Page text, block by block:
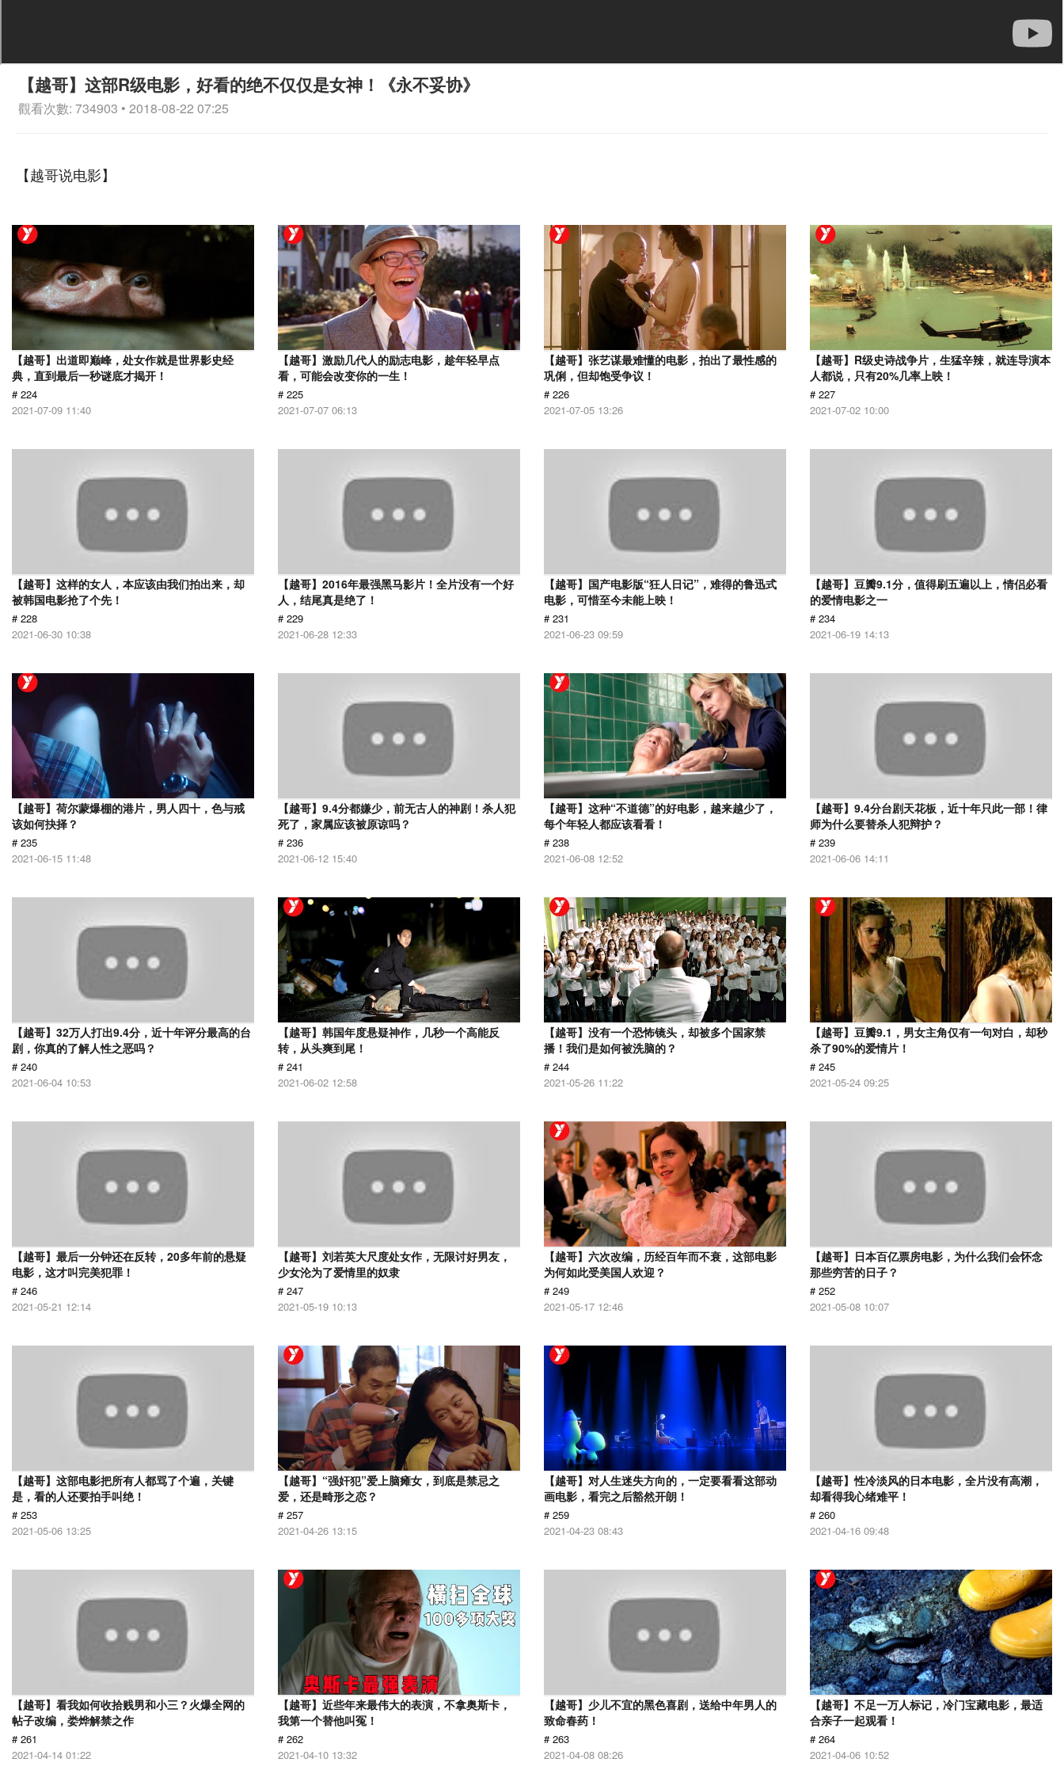
【越哥】这部R级电影，好看的绝不仅仅是女神！《永不妥协》
觀看次數: 734903 • 2018-08-22 07:25
【越哥说电影】
【越哥】出道即巅峰，处女作就是世界影史经
典，直到最后一秒谜底才揭开！
# 224
2021-07-09 11:40
【越哥】激励几代人的励志电影，趁年轻早点
看，可能会改变你的一生！
# 225
2021-07-07 06:13
【越哥】张艺谋最难懂的电影，拍出了最性感的
巩俐，但却饱受争议！
# 226
2021-07-05 13:26
【越哥】R级史诗战争片，生猛辛辣，就连导演本
人都说，只有20%几率上映！
# 227
2021-07-02 10:00
【越哥】这样的女人，本应该由我们拍出来，却
被韩国电影抢了个先！
# 228
2021-06-30 10:38
【越哥】2016年最强黑马影片！全片没有一个好
人，结尾真是绝了！
# 229
2021-06-28 12:33
【越哥】国产电影版“狂人日记”，难得的鲁迅式
电影，可惜至今未能上映！
# 231
2021-06-23 09:59
【越哥】豆瓣9.1分，值得刷五遍以上，情侣必看
的爱情电影之一
# 234
2021-06-19 14:13
【越哥】荷尔蒙爆棚的港片，男人四十，色与戒
该如何抉择？
# 235
2021-06-15 11:48
【越哥】9.4分都嫌少，前无古人的神剧！杀人犯
死了，家属应该被原谅吗？
# 236
2021-06-12 15:40
【越哥】这种“不道德”的好电影，越来越少了，
每个年轻人都应该看看！
# 238
2021-06-08 12:52
【越哥】9.4分台剧天花板，近十年只此一部！律
师为什么要替杀人犯辩护？
# 239
2021-06-06 14:11
【越哥】32万人打出9.4分，近十年评分最高的台
剧，你真的了解人性之恶吗？
# 240
2021-06-04 10:53
【越哥】韩国年度悬疑神作，几秒一个高能反
转，从头爽到尾！
# 241
2021-06-02 12:58
【越哥】没有一个恐怖镜头，却被多个国家禁
播！我们是如何被洗脑的？
# 244
2021-05-26 11:22
【越哥】豆瓣9.1，男女主角仅有一句对白，却秒
杀了90%的爱情片！
# 245
2021-05-24 09:25
【越哥】最后一分钟还在反转，20多年前的悬疑
电影，这才叫完美犯罪！
# 246
2021-05-21 12:14
【越哥】刘若英大尺度处女作，无限讨好男友，
少女沦为了爱情里的奴隶
# 247
2021-05-19 10:13
【越哥】六次改编，历经百年而不衰，这部电影
为何如此受美国人欢迎？
# 249
2021-05-17 12:46
【越哥】日本百亿票房电影，为什么我们会怀念
那些穷苦的日子？
# 252
2021-05-08 10:07
【越哥】这部电影把所有人都骂了个遍，关键
是，看的人还要拍手叫绝！
# 253
2021-05-06 13:25
【越哥】“强奸犯”爱上脑瘫女，到底是禁忌之
爱，还是畸形之恋？
# 257
2021-04-26 13:15
【越哥】对人生迷失方向的，一定要看看这部动
画电影，看完之后豁然开朗！
# 259
2021-04-23 08:43
【越哥】性冷淡风的日本电影，全片没有高潮，
却看得我心绪难平！
# 260
2021-04-16 09:48
【越哥】看我如何收拾贱男和小三？火爆全网的
帖子改编，娄烨解禁之作
# 261
2021-04-14 01:22
【越哥】近些年来最伟大的表演，不拿奥斯卡，
我第一个替他叫冤！
# 262
2021-04-10 13:32
【越哥】少儿不宜的黑色喜剧，送给中年男人的
致命春药！
# 263
2021-04-08 08:26
【越哥】不足一万人标记，冷门宝藏电影，最适
合亲子一起观看！
# 264
2021-04-06 10:52